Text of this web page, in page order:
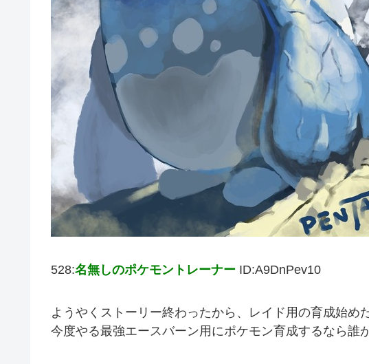
528:名無しのポケモントレーナー ID:A9DnPev10
ようやくストーリー終わったから、レイド用の育成始め
今度やる最強エースバーン用にポケモン育成するなら誰